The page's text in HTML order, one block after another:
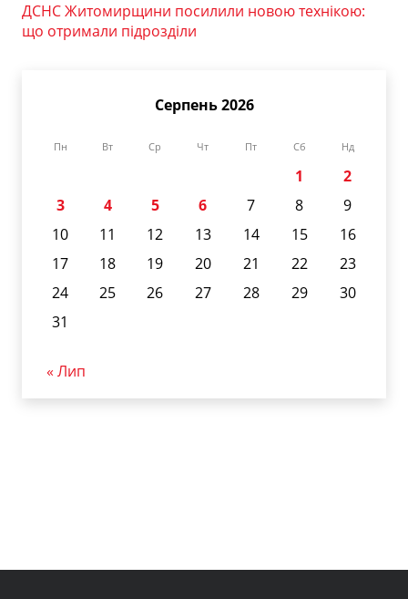
ДСНС Житомирщини посилили новою технікою:
що отримали підрозділи
Серпень 2026
Пн Вт Ср Чт Пт Сб Нд
1
2
3
4 5 6 7 8
9
10
11 12 13 14 15
16
17
18 19 20 21 22
23
24
25 26 27 28 29
30
31
« Лип